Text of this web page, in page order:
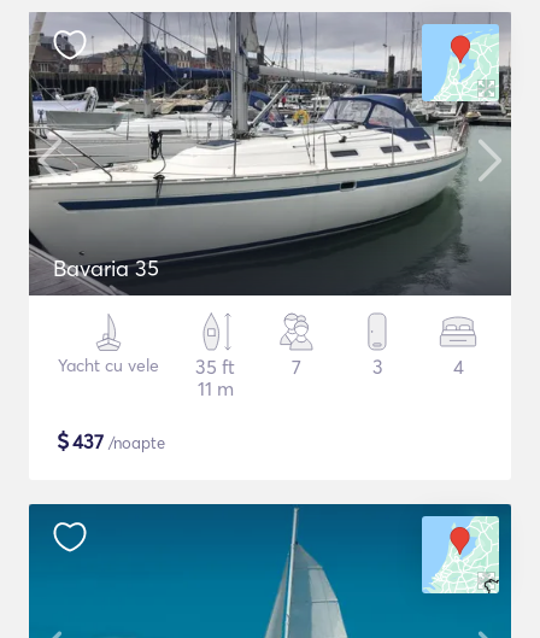
Bavaria 35
Yacht cu vele
35 ft
11 m
7 3 4
$437 /noapte